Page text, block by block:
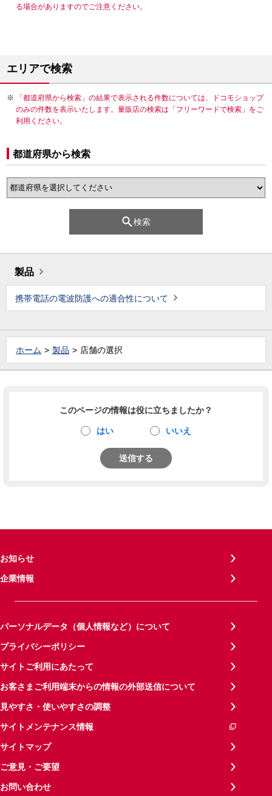
る場合がありますのでご注意ください。
エリアで検索
「都道府県から検索」の結果で表示される件数については、ドコモショップ
のみの件数を表示いたします。量販店の検索は「フリーワードで検索」をご
利用ください。
都道府県から検索
検索
製品
携帯電話の電波防護への適合性について
ホーム 製品 店舗の選択
このページの情報は役に立ちましたか？
はい いいえ
送信する
お知らせ
企業情報
パーソナルデータ（個人情報など）について
プライバシーポリシー
サイトご利用にあたって
お客さまご利用端末からの情報の外部送信について
見やすさ・使いやすさの調整
サイトメンテナンス情報
サイトマップ
ご意見・ご要望
お問い合わせ